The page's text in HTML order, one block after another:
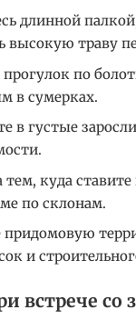
длинной
высокую траву
прогулок по
в сумерках.
в густые
тем, куда
по склонам.
и
встрече со